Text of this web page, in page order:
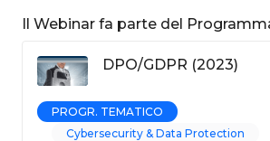
Il Webinar fa parte del
DPO/GDPR (2023)
PROGR. TEMATICO
Cybersecurity & Data Protection